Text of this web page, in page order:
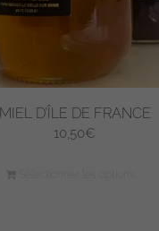
MIEL D’ÎLE DE FRANCE
10,50€